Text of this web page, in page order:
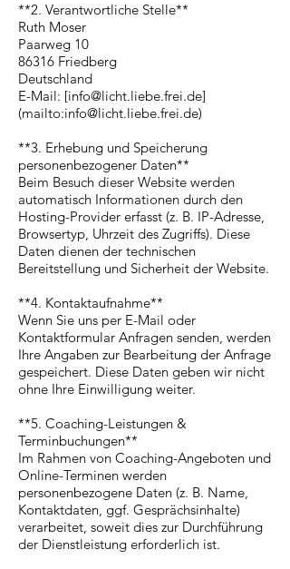
**2. Verantwortliche Stelle**
Ruth Moser
Paarweg 10
86316 Friedberg
Deutschland
E-Mail: [info@licht.liebe.frei.de]
(mailto:info@licht.liebe.frei.de)
**3. Erhebung und Speicherung
personenbezogener Daten**
Beim Besuch dieser Website werden
automatisch Informationen durch den
Hosting-Provider erfasst (z. B. IP-Adresse,
Browsertyp, Uhrzeit des Zugriffs). Diese
Daten dienen der technischen
Bereitstellung und Sicherheit der Website.
**4. Kontaktaufnahme**
Wenn Sie uns per E-Mail oder
Kontaktformular Anfragen senden, werden
Ihre Angaben zur Bearbeitung der Anfrage
gespeichert. Diese Daten geben wir nicht
ohne Ihre Einwilligung weiter.
**5. Coaching-Leistungen &
Terminbuchungen**
Im Rahmen von Coaching-Angeboten und
Online-Terminen werden
personenbezogene Daten (z. B. Name,
Kontaktdaten, ggf. Gesprächsinhalte)
verarbeitet, soweit dies zur Durchführung
der Dienstleistung erforderlich ist.